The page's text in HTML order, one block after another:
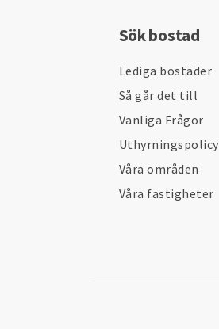
Sök bostad
Lediga bostäder
Så går det till
Vanliga Frågor
Uthyrningspolicy
Våra områden
Våra fastigheter